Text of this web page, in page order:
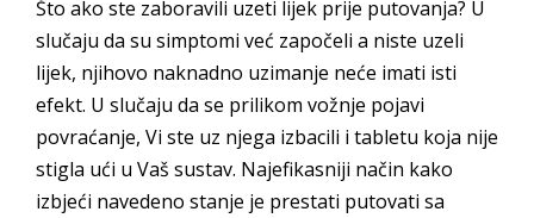
Što ako ste zaboravili uzeti lijek prije putovanja? U
slučaju da su simptomi već započeli a niste uzeli
lijek, njihovo naknadno uzimanje neće imati isti
efekt. U slučaju da se prilikom vožnje pojavi
povraćanje, Vi ste uz njega izbacili i tabletu koja nije
stigla ući u Vaš sustav. Najefikasniji način kako
izbjeći navedeno stanje je prestati putovati sa